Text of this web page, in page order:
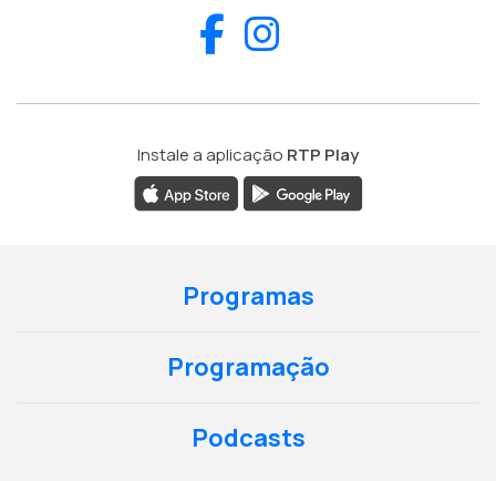
Facebook
Instale a aplicação RTP Play
Programas
Programação
Podcasts